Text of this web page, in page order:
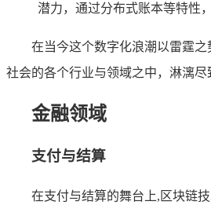
潜力，通过分布式账本等特性
在当今这个数字化浪潮以雷霆
社会的各个行业与领域之中，淋漓
金融领域
支付与结算
在支付与结算的舞台上,区块链